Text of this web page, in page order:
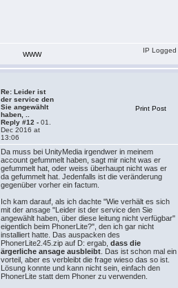
WWW
IP Logged
Re: Leider ist
der service den
Sie angewählt
haben, ..
Reply #12 - 01.
Dec 2016 at
13:06
Print Post
Da muss bei UnityMedia irgendwer in meinem
account gefummelt haben, sagt mir nicht was er
gefummelt hat, oder weiss überhaupt nicht was er
da gefummelt hat. Jedenfalls ist die veränderung
gegenüber vorher ein factum.
Ich kam darauf, als ich dachte "Wie verhält es sich
mit der ansage "Leider ist der service den Sie
angewählt haben, über diese leitung nicht verfügbar"
eigentlich beim PhonerLite?", den ich gar nicht
installiert hatte. Das auspacken des
PhonerLite2.45.zip auf D: ergab, dass die
ärgerliche ansage ausbleibt . Das ist schon mal ein
vorteil, aber es verbleibt die frage wieso das so ist.
Lösung konnte und kann nicht sein, einfach den
PhonerLite statt dem Phoner zu verwenden.